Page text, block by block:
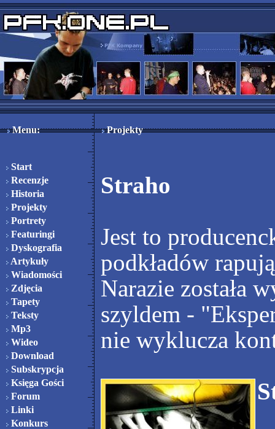
Menu: Projekty
Start
Recenzje
Historia
Projekty
Portrety
Featuringi
Dyskografia
Artykuły
Wiadomości
Zdjęcia
Tapety
Teksty
Mp3
Wideo
Download
Subskrypcja
Księga Gości
Forum
Linki
Konkurs
Straho
Jest to
podkładów
Narazie została
szyldem -
nie wyklucza